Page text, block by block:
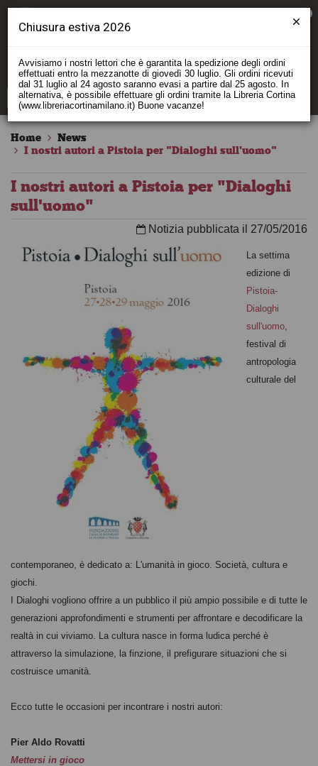
Home
News
I nostri autori a Pistoia per "Dialoghi sull'uomo"
I nostri autori a Pistoia per "Dialoghi
sull'uomo"
Notizia pubblicata il 27/05/2016
La settima
edizione di
Pistoia-
Dialoghi
sull'uomo,
festival di
antropologia
culturale del
contemporaneo, è dedicato a: L'umanità in gioco. Società, cultura e
giochi.
Dialoghi vogliono offrire a un pubblico il più ampio possibile e di tutte le
generazioni approfondimenti e strumenti per affrontare e decodificare la
realtà in cui viviamo. La cultura nasce in forma ludica perché è
attraverso la simulazione, la finzione, il prefigurare situazioni che si
costruisce umanità.
Ecco tutte le occasioni per incontrare i nostri autori:
Pier Aldo Rovatti
Mettersi in gioco
Chiusura estiva 2026
Avvisiamo i nostri lettori che è garantita la spedizione degli ordini
effettuati entro la mezzanotte di giovedì 30 luglio. Gli ordini ricevuti
dal 31 luglio al 24 agosto saranno evasi a partire dal 25 agosto. In
alternativa, è possibile effettuare gli ordini tramite la Libreria Cortina
(www.libreriacortinamilano.it) Buone vacanze!